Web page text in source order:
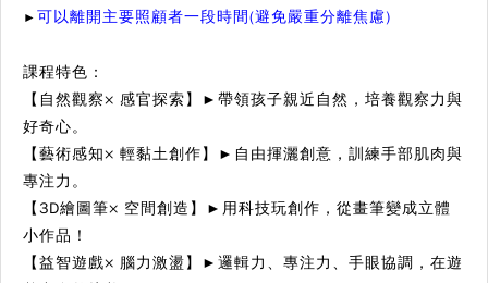
►可以離開主要照顧者一段時間(避免嚴重分離焦慮)
課程特色：
【自然觀察× 感官探索】
► 帶領孩子親近自然，培養觀察力與
好奇心。
【藝術感知× 輕黏土創作】
► 自由揮灑創意，訓練手部肌肉與
專注力。
【3D繪圖筆× 空間創造】
► 用科技玩創作，從畫筆變成立體
小作品！
【益智遊戲× 腦力激盪】
► 邏輯力、專注力、手眼協調，在遊